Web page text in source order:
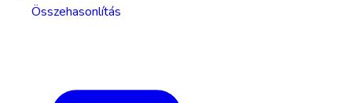
Összehasonlítás